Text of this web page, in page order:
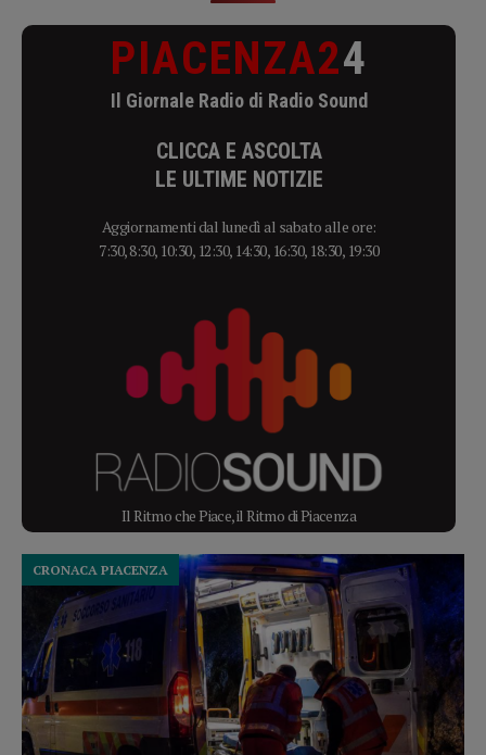
PIACENZA24
Il Giornale Radio di Radio Sound
CLICCA E ASCOLTA
LE ULTIME NOTIZIE
Aggiornamenti dal lunedì al sabato alle ore:
7:30, 8:30, 10:30, 12:30, 14:30, 16:30, 18:30, 19:30
Il Ritmo che Piace, il Ritmo di Piacenza
CRONACA PIACENZA